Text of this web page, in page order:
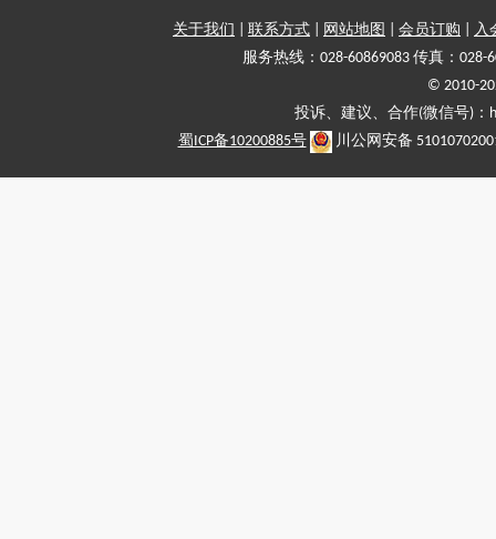
关于我们 联系方式 网站地图 会员订购
入
服务热线：028-60869083 传真：028-
© 2010-
投诉、建议、合作(微信号)
蜀ICP备10200885号
川公网安备